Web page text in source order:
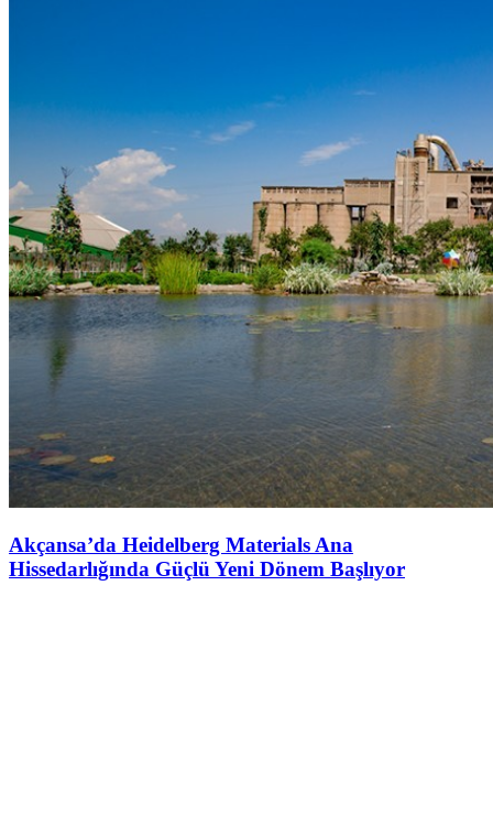
Akçansa’da Heidelberg Materials Ana
Hissedarlığında Güçlü Yeni Dönem Başlıyor